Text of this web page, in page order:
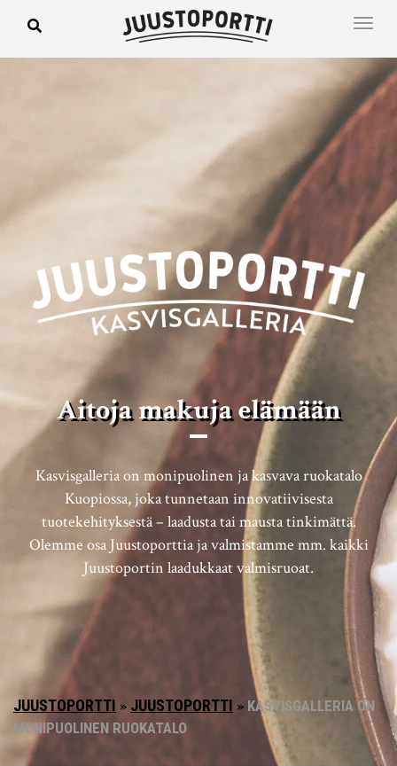
Aitoja makuja elämään
Kasvisgalleria on monipuolinen ja kasvava ruokatalo
Kuopiossa, joka tunnetaan innovatiivisesta
tuotekehityksestä – laadusta tai mausta tinkimättä.
Olemme osa Juustoporttia ja valmistamme mm. kaikki
Juustoportin laadukkaat valmisruoat.
JUUSTOPORTTI » JUUSTOPORTTI » KASVISGALLERIA ON
MONIPUOLINEN RUOKATALO